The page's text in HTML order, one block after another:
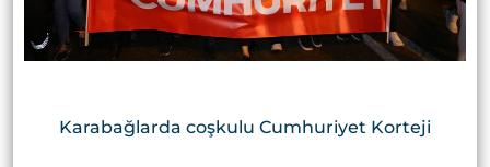
Karabağlarda coşkulu Cumhuriyet Korteji